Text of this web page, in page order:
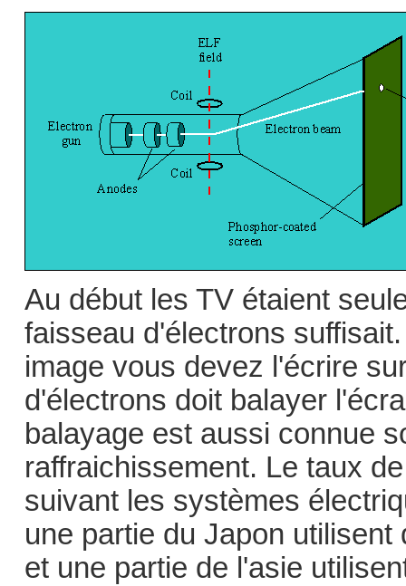
Au début les TV étaient
faisseau d'électrons
image vous devez l'écrire
d'électrons doit balayer
balayage est aussi connue
raffraichissement. Le taux
suivant les systèmes
une partie du Japon
et une partie de l'asie